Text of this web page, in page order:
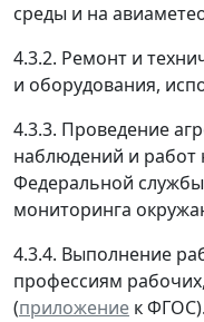
среды и на
4.3.2. Ремонт и
и оборудования,
4.3.3. Проведение
наблюдений и работ
Федеральной
мониторинга
4.3.4. Выполнение
профессиям
(приложение к ФГОС).